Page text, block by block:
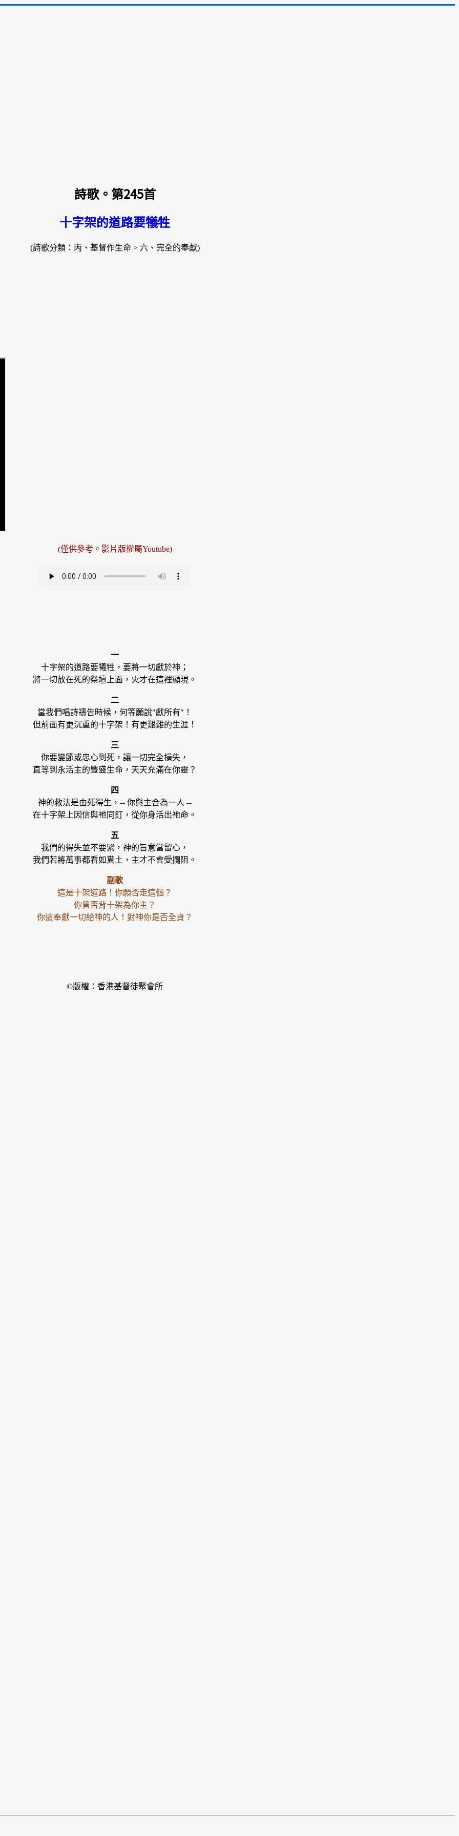
詩歌。第245首
十字架的道路要犠牲
(詩歌分類：丙、基督作生命 > 六、完全的奉獻)
(僅供參考。影片版權屬Youtube)
一
十字架的道路要犧牲，要將一切獻於神；
將一切放在死的祭壇上面，火才在這裡顯現。
二
當我們唱詩禱告時候，何等願說"獻所有"！
但前面有更沉重的十字架！有更艱難的生涯！
三
你要變節或忠心到死，讓一切完全損失，
直等到永活主的豐盛生命，天天充滿在你靈？
四
神的救法是由死得生，-- 你與主合為一人 --
在十字架上因信與祂同釘，從你身活出祂命。
五
我們的得失並不要緊，神的旨意當留心，
我們若將萬事都看如糞土，主才不會受攔阻。
副歌
這是十架道路！你願否走這個？
你曾否背十架為你主？
你這奉獻一切給神的人！對神你是否全貞？
©版權：香港基督徒聚會所